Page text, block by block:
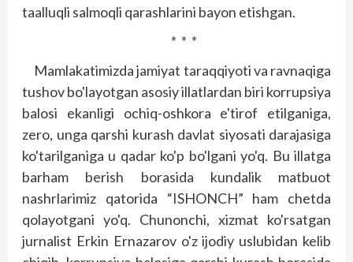
taalluqli salmoqli qarashlarini bayon etishgan.
* * *
Mamlakatimizda jamiyat taraqqiyoti va ravnaqiga
tushov bo'layotgan asosiy illatlardan biri korrupsiya
balosi ekanligi ochiq-oshkora e'tirof etilganiga,
zero, unga qarshi kurash davlat siyosati darajasiga
ko'tarilganiga u qadar ko'p bo'lgani yo'q. Bu illatga
barham berish borasida kundalik matbuot
nashrlarimiz qatorida “ISHONCH” ham chetda
qolayotgani yo'q. Chunonchi, xizmat ko'rsatgan
jurnalist Erkin Ernazarov o'z ijodiy uslubidan kelib